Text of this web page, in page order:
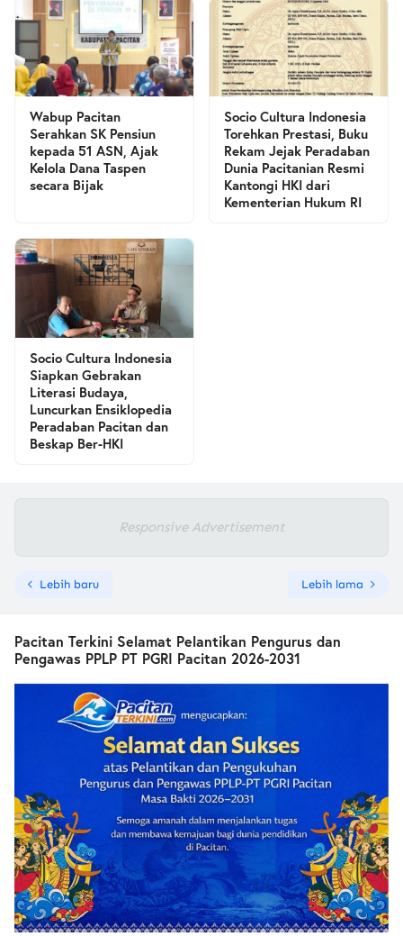
Wabup Pacitan
Serahkan SK Pensiun
kepada 51 ASN, Ajak
Kelola Dana Taspen
secara Bijak
Socio Cultura Indonesia
Torehkan Prestasi, Buku
Rekam Jejak Peradaban
Dunia Pacitanian Resmi
Kantongi HKI dari
Kementerian Hukum RI
Socio Cultura Indonesia
Siapkan Gebrakan
Literasi Budaya,
Luncurkan Ensiklopedia
Peradaban Pacitan dan
Beskap Ber-HKI
Responsive Advertisement
Lebih baru Lebih lama
Pacitan Terkini Selamat Pelantikan Pengurus dan
Pengawas PPLP PT PGRI Pacitan 2026-2031